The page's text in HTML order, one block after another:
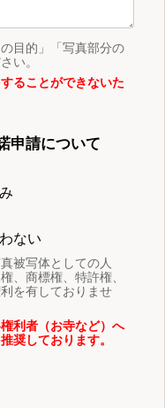
目的」「写真部分の
い。
ることができないた
申請について
ない
被写体としての人
、商標権、特許権、
を有しておりませ
利者（お寺など）へ
奨しております。